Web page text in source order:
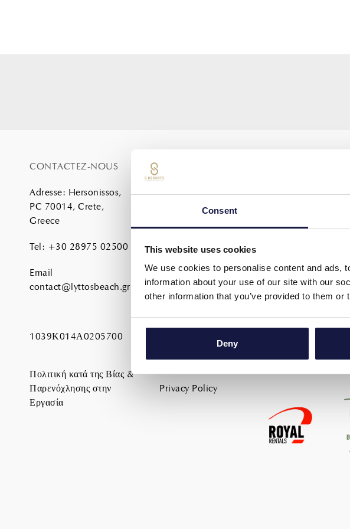
Consent
This website uses cookies
We use cookies to personalise content and ads,
information about your use of our site with our
other information that you’ve provided to them
Deny
CONTACTEZ-NOUS
Adresse: Hersonissos,
PC 70014, Crete,
Greece
Tel: +30 28975 02500
Email
contact@lyttosbeach.gr
1039Κ014Α0205700
Πολιτική κατά της Βίας &
Παρενόχλησης στην
Εργασία
ACCUEIL
À PROPOS DE NOUS
DÎNER
Académie des sports
Bien-être
Offres
Demande de transfert
Privacy Policy